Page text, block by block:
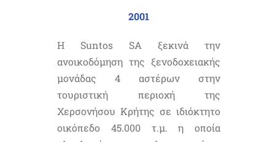
2001
Η Suntos SA ξεκινά την
ανοικοδόμηση της ξενοδοχειακής
μονάδας 4 αστέρων στην
τουριστική περιοχή της
Χερσονήσου Κρήτης σε ιδιόκτητο
οικόπεδο 45.000 τ.μ. η οποία